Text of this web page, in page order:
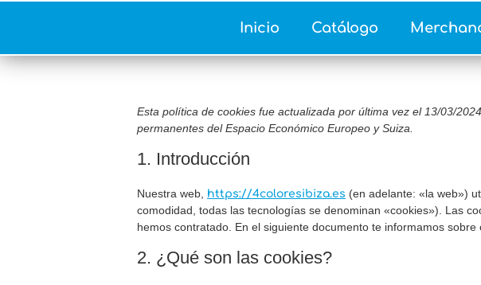
Inicio Catálogo
Esta política de cookies fue actualizada por última vez el 13/03/
permanentes del Espacio Económico Europeo y Suiza.
1. Introducción
Nuestra web, https://4coloresibiza.es (en adelante: «la web»)
comodidad, todas las tecnologías se denominan «cookies»). Las
hemos contratado. En el siguiente documento te informamos sobre
2. ¿Qué son las cookies?